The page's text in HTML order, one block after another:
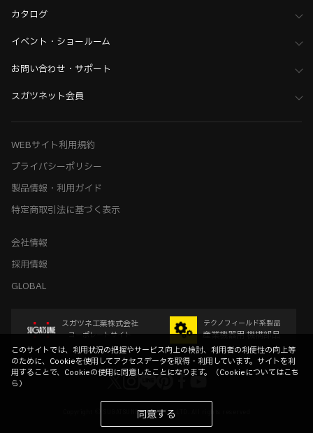
カタログ
イベント・ショールーム
お問い合わせ・サポート
スガツネット会員
WEBサイト利用規約
プライバシーポリシー
製品情報・利用ガイド
特定商取引法に基づく表示
会社情報
採用情報
GLOBAL
スガツネ工業株式会社
コーポレートサイト
テクノフィールド系製品
産業機器用 機構部品
Copyright © SUGATSUNE KOGYO CO.,LTD. All rights reserved
このサイトでは、利用状況の把握やサービス向上の検討、利用者の利便性の向上等
のために、Cookieを使用してアクセスデータを取得・利用しています。サイトを利
用することで、Cookieの使用に同意したことになります。（Cookieについてはこち
ら）
同意する